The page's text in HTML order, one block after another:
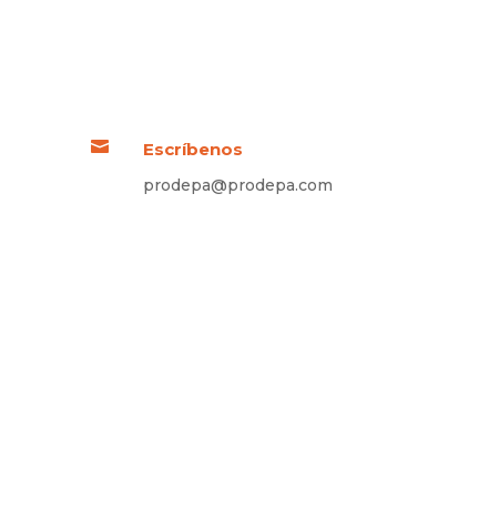
 Escríbenos
prodepa@prodepa.com